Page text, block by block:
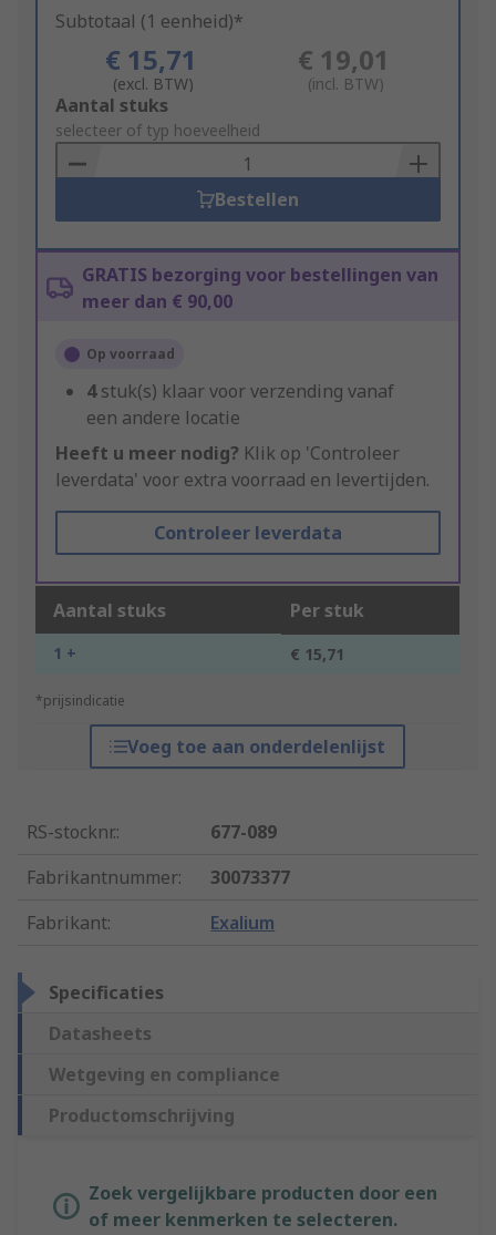
Subtotaal (1 eenheid)*
€ 15,71
(excl. BTW)
€ 19,01
(incl. BTW)
Add
to
Basket
Aantal stuks
selecteer of typ hoeveelheid
Bestellen
GRATIS bezorging voor bestellingen van
meer dan € 90,00
Op voorraad
4stuk(s) klaar voor verzending vanaf
een andere locatie
Heeft u meer nodig? Klik op 'Controleer
leverdata' voor extra voorraad en levertijden.
Controleer leverdata
Aantal stuks Per stuk
1 + € 15,71
*prijsindicatie
Voeg toe aan onderdelenlijst
RS-stocknr.:
677-089
Fabrikantnummer:
30073377
Fabrikant: Exalium
Specificaties
Datasheets
Wetgeving en compliance
Productomschrijving
Zoek vergelijkbare producten door een
of meer kenmerken te selecteren.